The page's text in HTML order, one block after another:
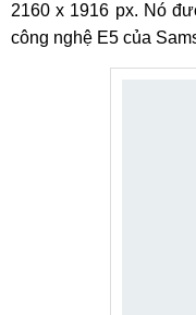
2160 x 1916 px. Nó
công nghệ E5 của